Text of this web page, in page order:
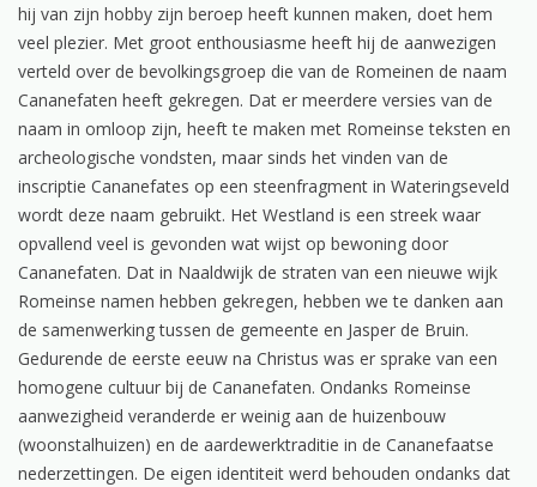
hij van zijn hobby zijn beroep heeft kunnen maken, doet hem
veel plezier. Met groot enthousiasme heeft hij de aanwezigen
verteld over de bevolkingsgroep die van de Romeinen de naam
Cananefaten heeft gekregen. Dat er meerdere versies van de
naam in omloop zijn, heeft te maken met Romeinse teksten en
archeologische vondsten, maar sinds het vinden van de
inscriptie Cananefates op een steenfragment in Wateringseveld
wordt deze naam gebruikt. Het Westland is een streek waar
opvallend veel is gevonden wat wijst op bewoning door
Cananefaten. Dat in Naaldwijk de straten van een nieuwe wijk
Romeinse namen hebben gekregen, hebben we te danken aan
de samenwerking tussen de gemeente en Jasper de Bruin.
Gedurende de eerste eeuw na Christus was er sprake van een
homogene cultuur bij de Cananefaten. Ondanks Romeinse
aanwezigheid veranderde er weinig aan de huizenbouw
(woonstalhuizen) en de aardewerktraditie in de Cananefaatse
nederzettingen. De eigen identiteit werd behouden ondanks dat